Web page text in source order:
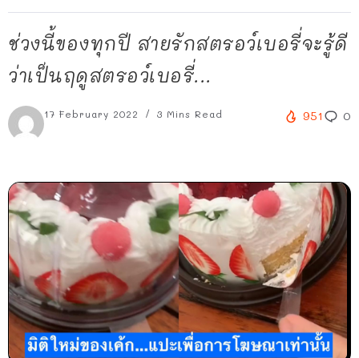
ช่วงนี้ของทุกปี สายรักสตรอว์เบอรี่จะรู้ดี
ว่าเป็นฤดูสตรอว์เบอรี่...
17 February 2022 3 Mins Read 951 0